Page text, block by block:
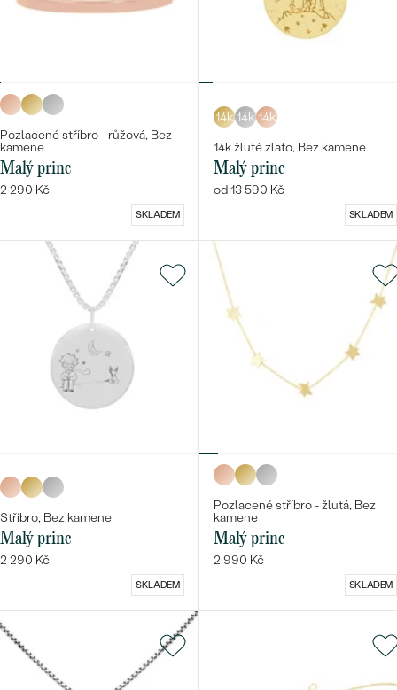
Pozlacené stříbro - růžová, Bez
kamene
Malý princ
2 290 Kč
SKLADEM
14k 14k 14k
14k žluté zlato, Bez kamene
Malý princ
od 13 590 Kč
SKLADEM
Stříbro, Bez kamene
Malý princ
2 290 Kč
SKLADEM
Pozlacené stříbro - žlutá, Bez
kamene
Malý princ
2 990 Kč
SKLADEM